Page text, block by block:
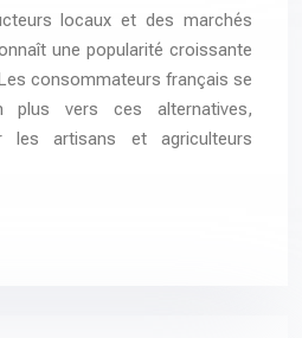
locaux et des marchés
une popularité croissante
consommateurs français se
plus vers ces alternatives,
les artisans et agriculteurs